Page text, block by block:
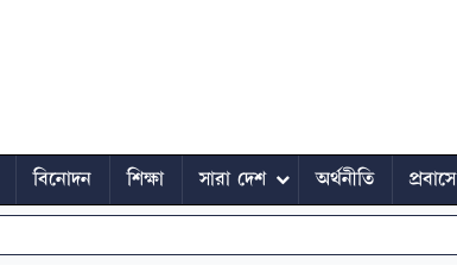
বিনোদন শিক্ষা সারা দেশ অর্থনীতি